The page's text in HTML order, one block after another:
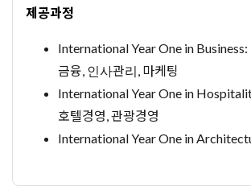
제공과정
International Year One in Business:
금융, 인사관리, 마케팅
International Year One in
호텔경영, 관광경영
International Year One in